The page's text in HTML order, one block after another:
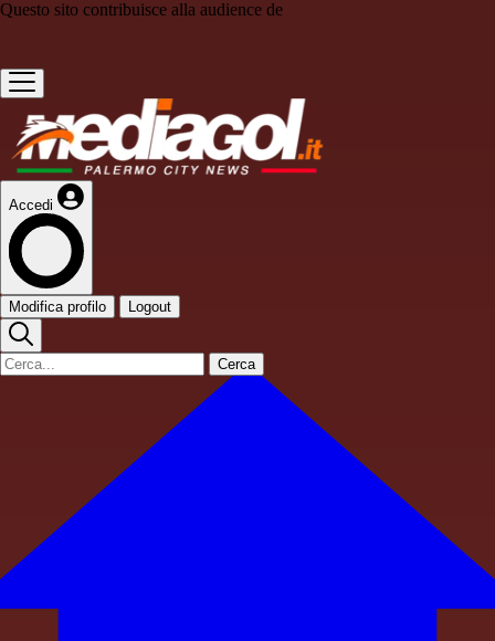
Questo sito contribuisce alla audience de
Accedi
Modifica profilo Logout
Cerca